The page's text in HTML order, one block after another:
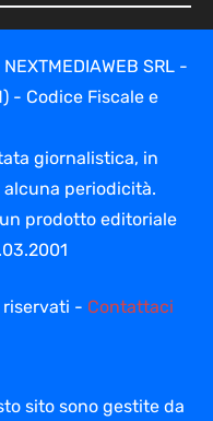
SRL -
- Codice Fiscale e
giornalistica, in
periodicità.
prodotto editoriale
- Contattaci
sito sono gestite da